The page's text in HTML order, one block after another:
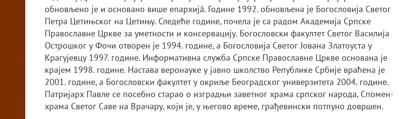
обновљено је и основано више епархијâ. Године 1992. обновљена је Богословија Светог
Петра Цетињског на Цетињу. Следеће године, почела је са радом Академија Српске
Православне Цркве за уметности и консервацију. Богословски факултет Светог Василија
Острошког у Фочи отворен је 1994. године, а Богословија Светог Јована Златоуста у
Крагујевцу 1997. године. Информативна служба Српске Православне Цркве основана је
крајем 1998. године. Настава веронауке у јавно школство Републике Србије враћена је
2001. године, а Богословски факултет у окриље Београдског универзитета 2004. године.
Патријарх Павле се посебно старао о изградњи заветног храма српског народа, Спомен-
храма Светог Саве на Врачару, који је, у његово време, грађевински потпуно довршен.